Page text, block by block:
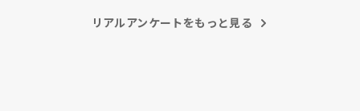
リアルアンケートをもっと見る